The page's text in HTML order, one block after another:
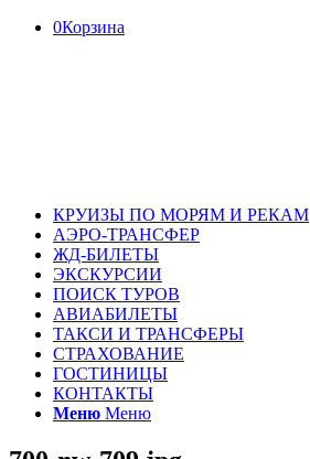
0Корзина
КРУИЗЫ ПО МОРЯМ И РЕКАМ
АЭРО-ТРАНСФЕР
ЖД-БИЛЕТЫ
ЭКСКУРСИИ
ПОИСК ТУРОВ
АВИАБИЛЕТЫ
ТАКСИ И ТРАНСФЕРЫ
СТРАХОВАНИЕ
ГОСТИНИЦЫ
КОНТАКТЫ
Меню Меню